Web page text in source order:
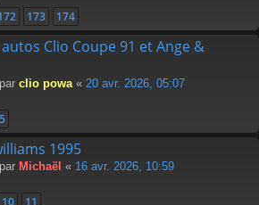
173 174
Clio Coupe 91 et Ange &
clio powa « 20 avr. 2026, 05:07
5
1995
Michaël « 16 avr. 2026, 10:59